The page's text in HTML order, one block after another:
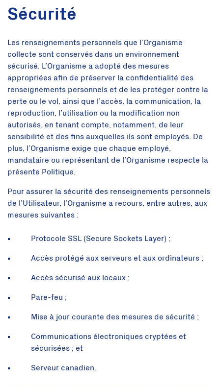
Sécurité
Les renseignements personnels que l’Organisme
collecte sont conservés dans un environnement
sécurisé. L’Organisme a adopté des mesures
appropriées afin de préserver la confidentialité des
renseignements personnels et de les protéger contre la
perte ou le vol, ainsi que l’accès, la communication, la
reproduction, l’utilisation ou la modification non
autorisés, en tenant compte, notamment, de leur
sensibilité et des fins auxquelles ils sont employés. De
plus, l’Organisme exige que chaque employé,
mandataire ou représentant de l’Organisme respecte la
présente Politique.
Pour assurer la sécurité des renseignements personnels
de l’Utilisateur, l’Organisme a recours, entre autres, aux
mesures suivantes :
Protocole SSL (Secure Sockets Layer) ;
Accès protégé aux serveurs et aux ordinateurs ;
Accès sécurisé aux locaux ;
Pare-feu ;
Mise à jour courante des mesures de sécurité ;
Communications électroniques cryptées et
sécurisées ; et
Serveur canadien.